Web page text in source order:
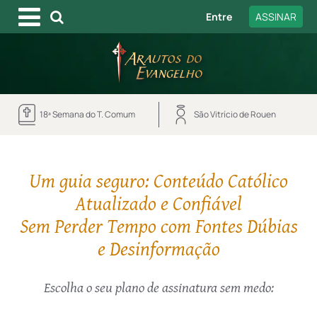
Entre ASSINAR
18ª Semana do T. Comum São Vitrício de Rouen
Um guia seguro: Conteúdo Católico
Atualizado e Confiável
Sem Perder Tempo com Fontes Dúbias
e Desinformação
Escolha o seu plano de assinatura sem medo: